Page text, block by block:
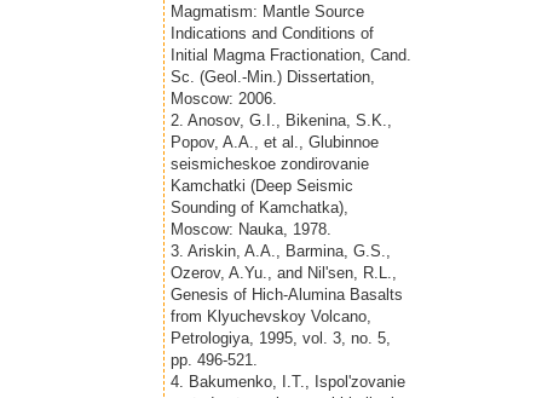
Magmatism: Mantle Source
Indications and Conditions of
Initial Magma Fractionation, Cand.
Sc. (Geol.-Min.) Dissertation,
Moscow: 2006.
2. Anosov, G.I., Bikenina, S.K.,
Popov, A.A., et al., Glubinnoe
seismicheskoe zondirovanie
Kamchatki (Deep Seismic
Sounding of Kamchatka),
Moscow: Nauka, 1978.
3. Ariskin, A.A., Barmina, G.S.,
Ozerov, A.Yu., and Nil'sen, R.L.,
Genesis of Hich-Alumina Basalts
from Klyuchevskoy Volcano,
Petrologiya, 1995, vol. 3, no. 5,
pp. 496-521.
4. Bakumenko, I.T., Ispol'zovanie